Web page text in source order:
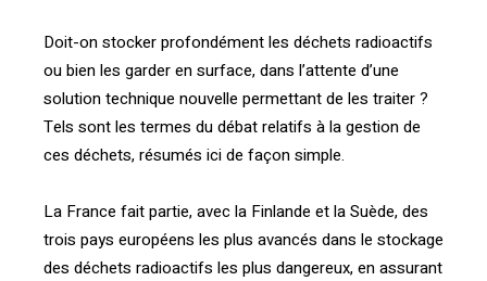
Doit-on stocker profondément les déchets radioactifs
ou bien les garder en surface, dans l’attente d’une
solution technique nouvelle permettant de les traiter ?
Tels sont les termes du débat relatifs à la gestion de
ces déchets, résumés ici de façon simple.
La France fait partie, avec la Finlande et la Suède, des
trois pays européens les plus avancés dans le stockage
des déchets radioactifs les plus dangereux, en assurant